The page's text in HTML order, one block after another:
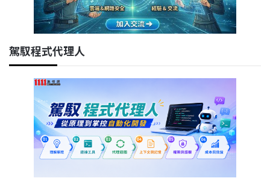
駕馭程式代理人